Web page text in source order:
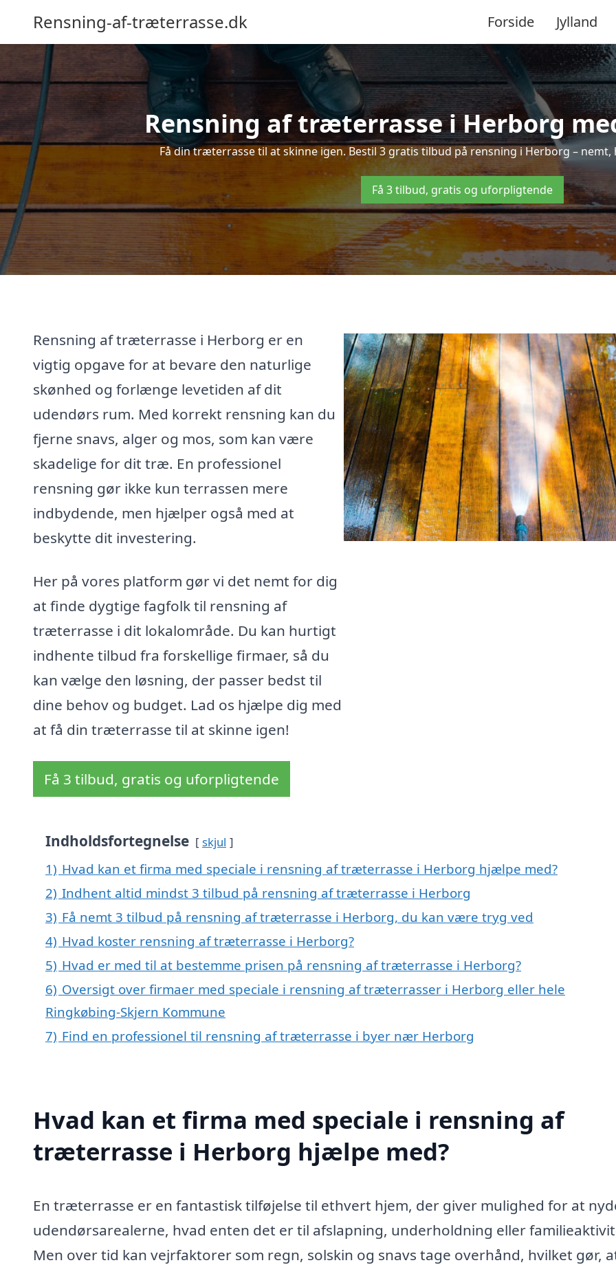
Rensning-af-træterrasse.dk Forside Jylland
Rensning af træterrasse i Herborg
Få din træterrasse til at skinne igen. Bestil 3 gratis tilbud på rensning i Herborg –
Få 3 tilbud, gratis og uforpligtende
Rensning af træterrasse i Herborg er en
vigtig opgave for at bevare den naturlige
skønhed og forlænge levetiden af dit
udendørs rum. Med korrekt rensning kan du
fjerne snavs, alger og mos, som kan være
skadelige for dit træ. En professionel
rensning gør ikke kun terrassen mere
indbydende, men hjælper også med at
beskytte dit investering.
Her på vores platform gør vi det nemt for dig
at finde dygtige fagfolk til rensning af
træterrasse i dit lokalområde. Du kan hurtigt
indhente tilbud fra forskellige firmaer, så du
kan vælge den løsning, der passer bedst til
dine behov og budget. Lad os hjælpe dig med
at få din træterrasse til at skinne igen!
Få 3 tilbud, gratis og uforpligtende
Indholdsfortegnelse skjul
1) Hvad kan et firma med speciale i rensning af træterrasse i Herborg hjælpe med?
2) Indhent altid mindst 3 tilbud på rensning af træterrasse i Herborg
3) Få nemt 3 tilbud på rensning af træterrasse i Herborg, du kan være tryg ved
4) Hvad koster rensning af træterrasse i Herborg?
5) Hvad er med til at bestemme prisen på rensning af træterrasse i Herborg?
6) Oversigt over firmaer med speciale i rensning af træterrasser i Herborg eller hele
Ringkøbing-Skjern Kommune
7) Find en professionel til rensning af træterrasse i byer nær Herborg
Hvad kan et firma med speciale i rensning af
træterrasse i Herborg hjælpe med?
En træterrasse er en fantastisk tilføjelse til ethvert hjem, der giver mulighed for at
udendørsarealerne, hvad enten det er til afslapning, underholdning eller
Men over tid kan vejrfaktorer som regn, solskin og snavs tage overhånd, hvilket gør,